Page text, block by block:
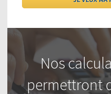
Nos
permettront